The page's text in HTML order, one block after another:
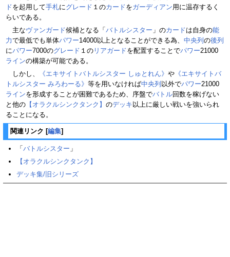
ドを起用して手札にグレード １のカードをガーディアン用に温存するく
らいである。
主なヴァンガード候補となる「バトルシスター 」のカードは自身の能
力で最低でも単体パワー14000以上となることができる為、 中央列の後列
にパワー7000のグレード １の リアガードを配置することでパワー21000
ラインの構築が可能である。
しかし、
《エキサイトバトルシスター しゅとれん》 や 《エキサイトバ
トルシスター みろわーる》 等を用いなければ中央列以外でパワー21000
ラインを形成することが困難であるため、序盤でバトル回数を稼げない
と他の 【オラクルシンクタンク】 のデッキ以上に厳しい戦いを強いられ
ることになる。
関連リンク [編集]
「バトルシスター 」
【オラクルシンクタンク】
デッキ集/旧シリーズ